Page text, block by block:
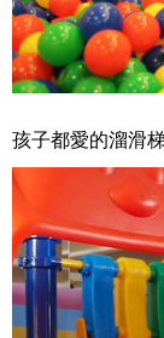
孩子都愛的溜滑